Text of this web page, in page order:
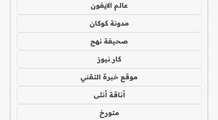
عالم الايفون
مدونة كوكان
صحيفة نهج
كار نيوز
موقع خبرة التقني
أناقة أنثى
متورخ